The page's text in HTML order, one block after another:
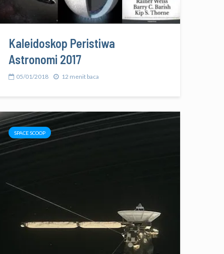
Kaleidoskop Peristiwa
Astronomi 2017
05/01/2018 12 menit baca
SPACE SCOOP